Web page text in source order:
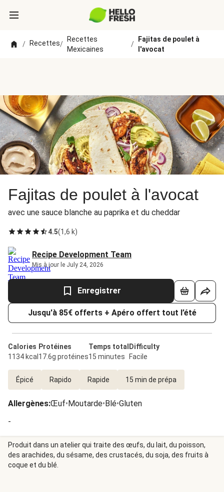
/ Recettes/
Recettes
Mexicaines
/
Fajitas de poulet à
l'avocat
Fajitas de poulet à l'avocat
avec une sauce blanche au paprika et du cheddar
4.5(1,6 k)
Recipe Development Team
Mis à jour le July 24, 2026
Enregistrer
Jusqu'à 85€ offerts + Apéro offert tout l’été
Calories
1134 kcal
Protéines
17.6g protéines
Temps total
15 minutes
Difficulty
Facile
Épicé Rapido Rapide 15 min de prépa
Allergènes:Œuf•Moutarde•Blé•Gluten
-
Produit dans un atelier qui traite des œufs, du lait, du poisson,
des arachides, du sésame, des crustacés, du soja, des fruits à
coque et du blé.